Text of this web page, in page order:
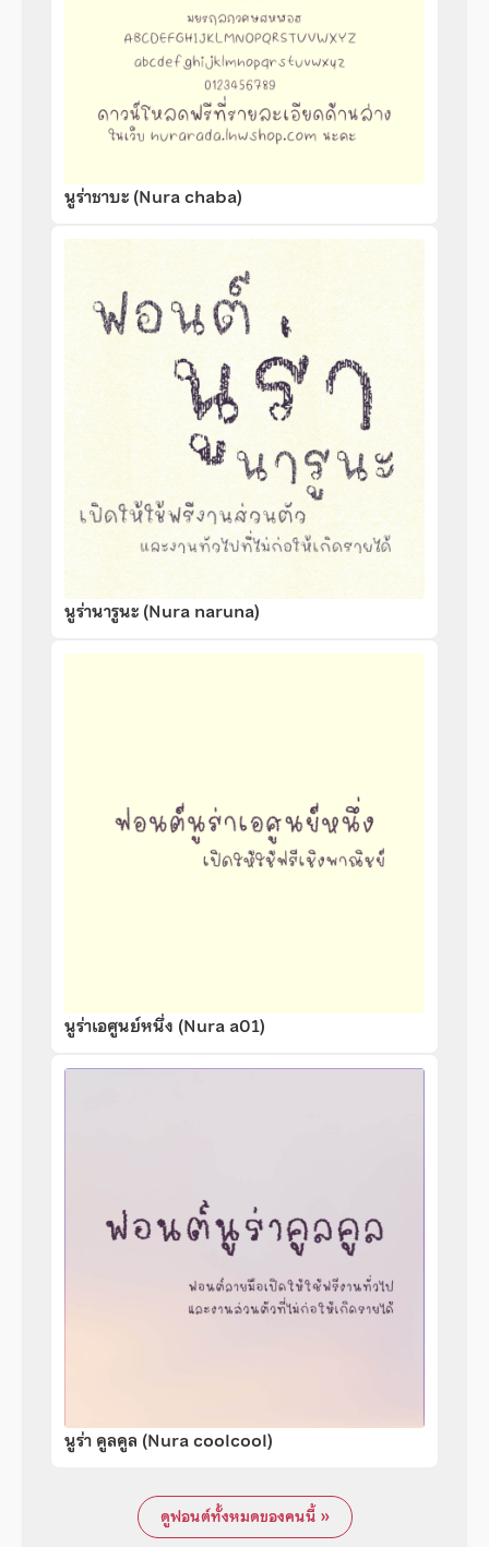
นูร่าชาบะ (Nura chaba)
นูร่านารูนะ (Nura naruna)
นูร่าเอศูนย์หนึ่ง (Nura a01)
นูร่า คูลคูล (Nura coolcool)
ดูฟอนต์ทั้งหมดของคนนี้ »